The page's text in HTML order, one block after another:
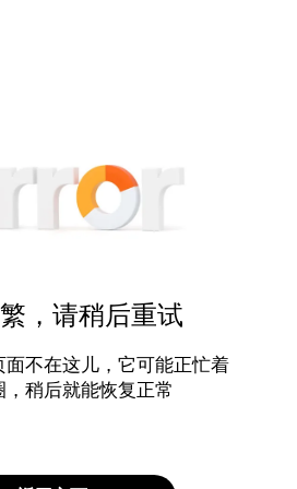
，请稍后重试
面不在这儿，它可能正忙着
，稍后就能恢复正常